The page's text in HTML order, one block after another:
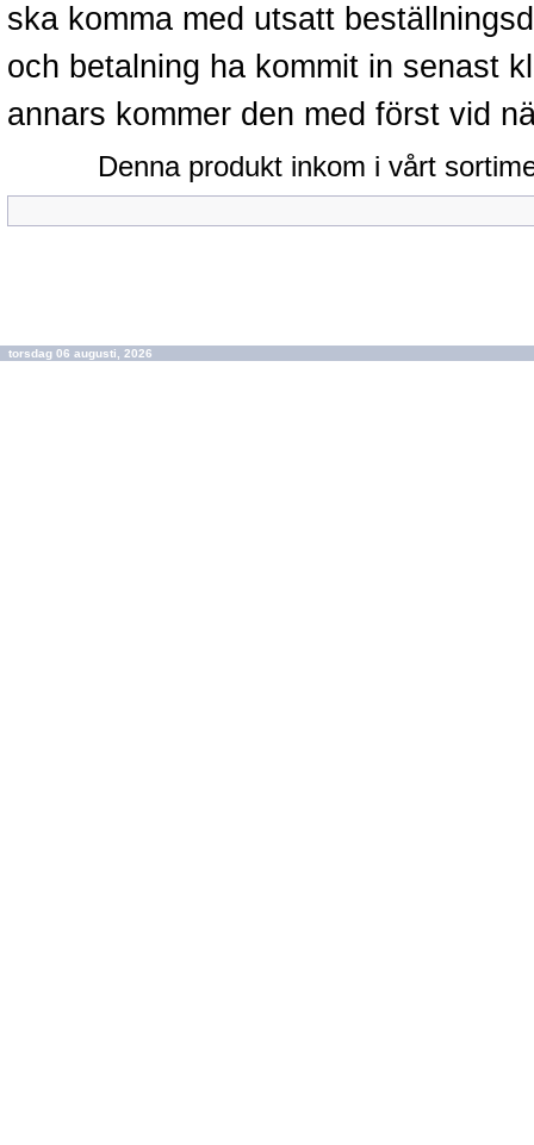
ska komma med utsatt
och betalning ha kommit in senast
annars kommer den med först vid
Denna produkt inkom i vårt
torsdag 06 augusti, 2026